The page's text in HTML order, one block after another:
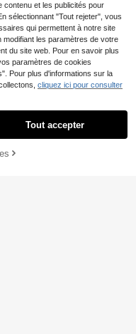
contenu et les publicités pour
sélectionnant "Tout rejeter", vous
qui permettent à notre site
les paramètres de votre
du site web. Pour en savoir plus
paramètres de cookies
Pour plus d'informations sur la
cliquez ici pour consulter
Tout accepter